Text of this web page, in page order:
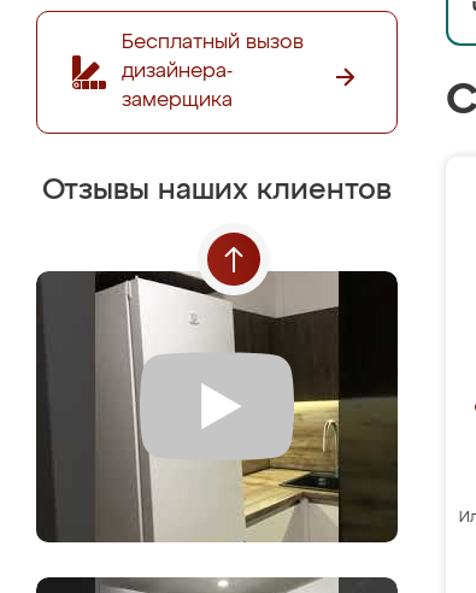
Бесплатный вызов
дизайнера-
замерщика
Отзывы наших клиентов